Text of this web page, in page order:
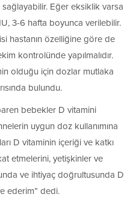
sağlayabilir. Eğer eksiklik varsa
3-6 hafta boyunca verilebilir.
hastanın özelliğine göre de
kontrolünde yapılmalıdır.
olduğu için dozlar mutlaka
bulundu.
bebekler D vitamini
uygun doz kullanımına
D vitaminin içeriği ve katkı
etmelerini, yetişkinler ve
ve ihtiyaç doğrultusunda D
ederim” dedi.